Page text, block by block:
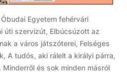
Egyetem fehérvári
úti szervizút, Elbúcsúzott az
a város játszóterei, Felséges
A tudós, aki rálelt a királyi párra,
és sok minden másról